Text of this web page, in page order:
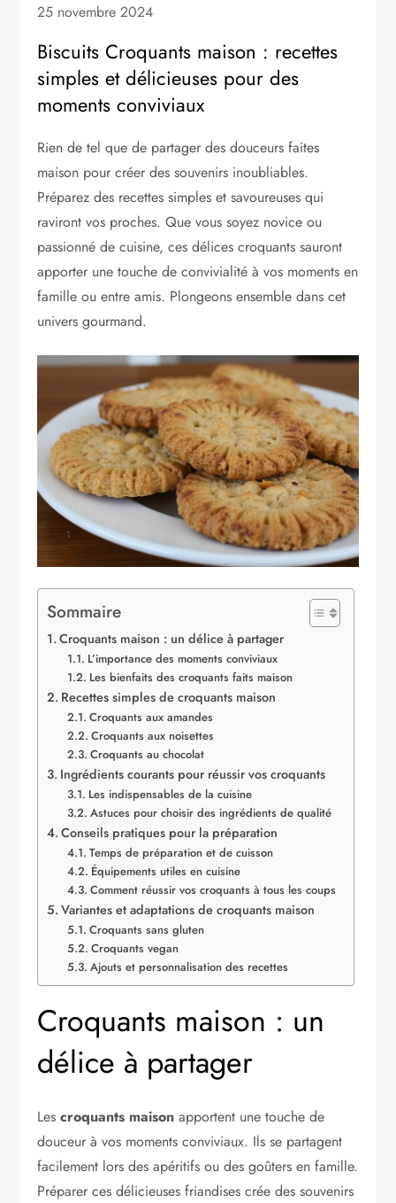
25 novembre 2024
Biscuits Croquants maison : recettes
simples et délicieuses pour des
moments conviviaux
Rien de tel que de partager des douceurs faites
maison pour créer des souvenirs inoubliables.
Préparez des recettes simples et savoureuses qui
raviront vos proches. Que vous soyez novice ou
passionné de cuisine, ces délices croquants sauront
apporter une touche de convivialité à vos moments en
famille ou entre amis. Plongeons ensemble dans cet
univers gourmand.
Sommaire
Croquants maison : un délice à partager
L’importance des moments conviviaux
Les bienfaits des croquants faits maison
Recettes simples de croquants maison
Croquants aux amandes
Croquants aux noisettes
Croquants au chocolat
Ingrédients courants pour réussir vos croquants
Les indispensables de la cuisine
Astuces pour choisir des ingrédients de qualité
Conseils pratiques pour la préparation
Temps de préparation et de cuisson
Équipements utiles en cuisine
Comment réussir vos croquants à tous les coups
Variantes et adaptations de croquants maison
Croquants sans gluten
Croquants vegan
Ajouts et personnalisation des recettes
Croquants maison : un
délice à partager
Lescroquants maison apportent une touche de
douceur à vos moments conviviaux. Ils se partagent
facilement lors des apéritifs ou des goûters en famille.
Préparer ces délicieuses friandises crée des souvenirs